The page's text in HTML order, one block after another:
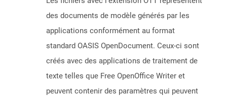
des documents de modèle générés par les
applications conformément au format
standard OASIS OpenDocument. Ceux-ci sont
créés avec des applications de traitement de
texte telles que Free OpenOffice Writer et
peuvent contenir des paramètres qui peuvent